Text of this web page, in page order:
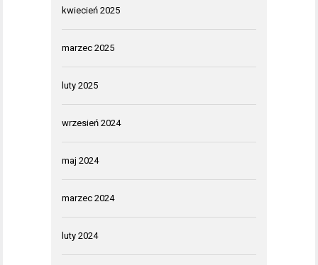
kwiecień 2025
marzec 2025
luty 2025
wrzesień 2024
maj 2024
marzec 2024
luty 2024